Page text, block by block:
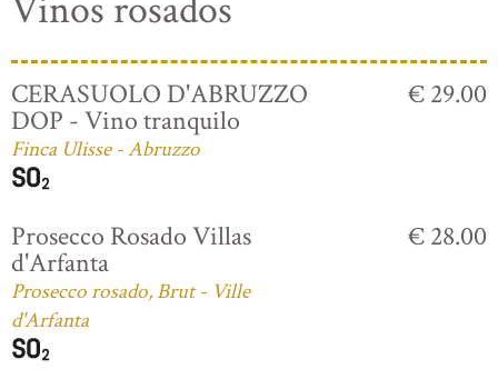
CERASUOLO D'ABRUZZO
DOP - Vino tranquilo
Finca Ulisse - Abruzzo
€ 29.00
Prosecco Rosado Villas
d'Arfanta
Prosecco rosado, Brut - Ville
d'Arfanta
€ 28.00